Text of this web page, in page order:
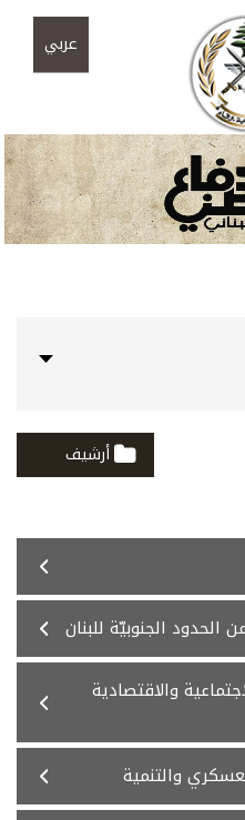
عربي
أرشيف
الحدود الجنوبيّة للبنان
والاقتصادية
والتنمية